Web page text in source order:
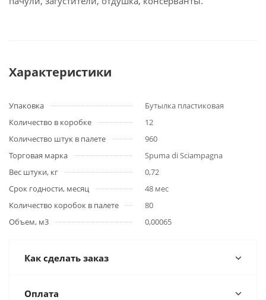
Характеристики
Упаковка
Бутылка пластиковая
Количество в коробке
12
Количество штук в палете
960
Торговая марка
Spuma di Sciampagna
Вес штуки, кг
0,72
Срок годности, месяц
48 мес
Количество коробок в палете
80
Объем, м3
0,00065
Как сделать заказ
Оплата